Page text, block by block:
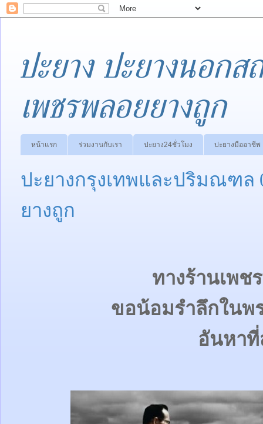
ปะยาง ปะยางนอก
เพชรพลอยยางถูก
หน้าแรก ร่วมงานกับเรา ปะยาง24ชั่วโมง ปะยางมืออาชีพ
ปะยางกรุงเทพและปริมณฑล
ยางถูก
ทางร้านเพช
ขอน้อมรำลึกใน
อันหา